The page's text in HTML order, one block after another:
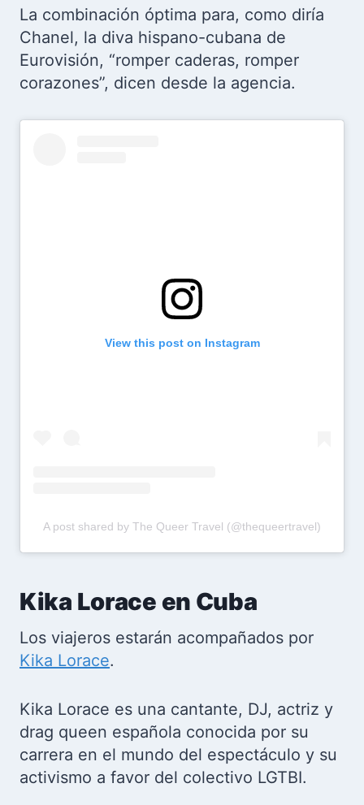
La combinación óptima para, como diría
Chanel, la diva hispano-cubana de
Eurovisión, “romper caderas, romper
corazones”, dicen desde la agencia.
View this post on Instagram
A post shared by The Queer Travel (@thequeertravel)
Kika Lorace en Cuba
Los viajeros estarán acompañados por
Kika Lorace.
Kika Lorace es una cantante, DJ, actriz y
drag queen española conocida por su
carrera en el mundo del espectáculo y su
activismo a favor del colectivo LGTBI.